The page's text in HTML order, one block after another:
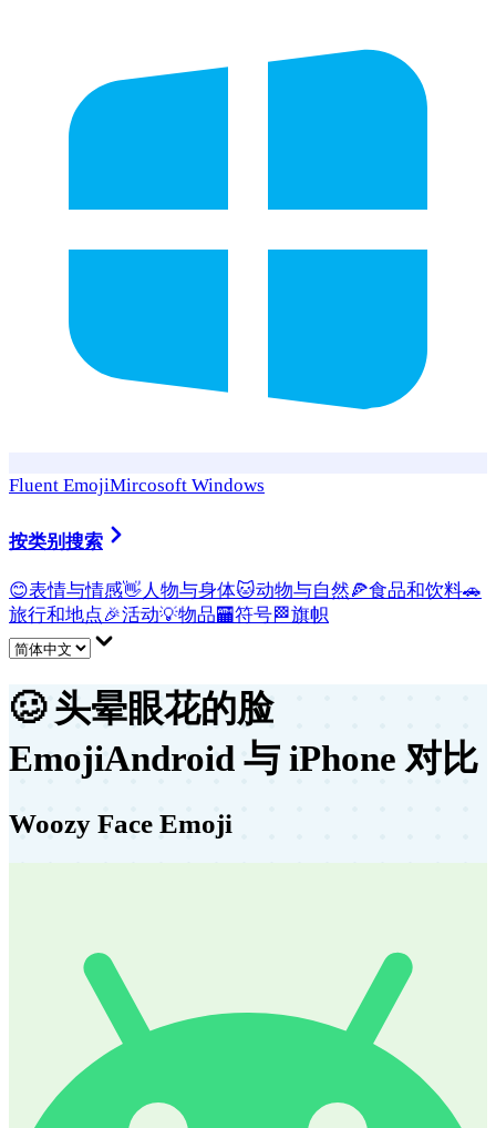
Fluent EmojiMircosoft Windows
按类别搜索
😊表情与情感👋 人物与身体🐱动物与自然🍕食品和饮料🚗
旅行和地点🎉活动💡物品🏧符号🏁旗帜
🥴 头晕眼花的脸
EmojiAndroid 与 iPhone 对比
Woozy Face Emoji